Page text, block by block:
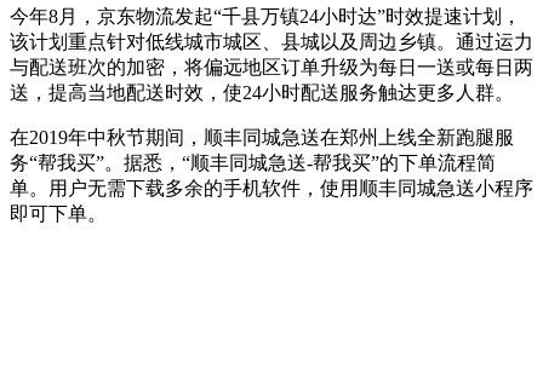
今年8月，京东物流发起“千县万镇24小时达”时效提速计划，
该计划重点针对低线城市城区、县城以及周边乡镇。通过运力
与配送班次的加密，将偏远地区订单升级为每日一送或每日两
送，提高当地配送时效，使24小时配送服务触达更多人群。
在2019年中秋节期间，顺丰同城急送在郑州上线全新跑腿服
务“帮我买”。据悉，“顺丰同城急送-帮我买”的下单流程简
单。用户无需下载多余的手机软件，使用顺丰同城急送小程序
即可下单。